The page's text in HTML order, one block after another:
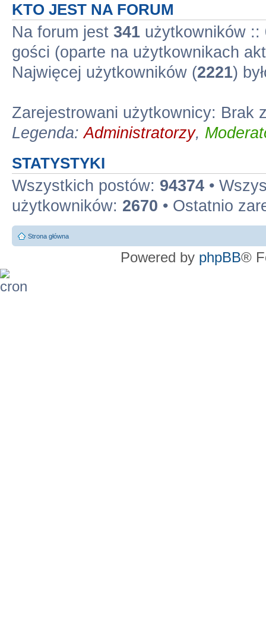
KTO JEST NA FORUM
Na forum jest 341 użytkowników ::
gości (oparte na użytkownikach
Najwięcej użytkowników (2221)
Zarejestrowani użytkownicy: Brak
Legenda:Administratorzy,
STATYSTYKI
Wszystkich postów: 94374 •
użytkowników: 2670 • Ostatnio
Strona główna
Powered by phpBB®